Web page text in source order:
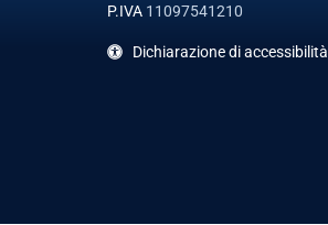
P.IVA 11097541210
Dichiarazione di accessibilità